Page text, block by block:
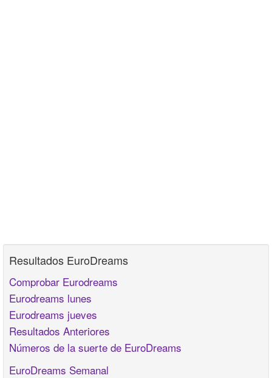
Resultados EuroDreams
Comprobar Eurodreams
Eurodreams lunes
Eurodreams jueves
Resultados Anteriores
Números de la suerte de EuroDreams
EuroDreams Semanal